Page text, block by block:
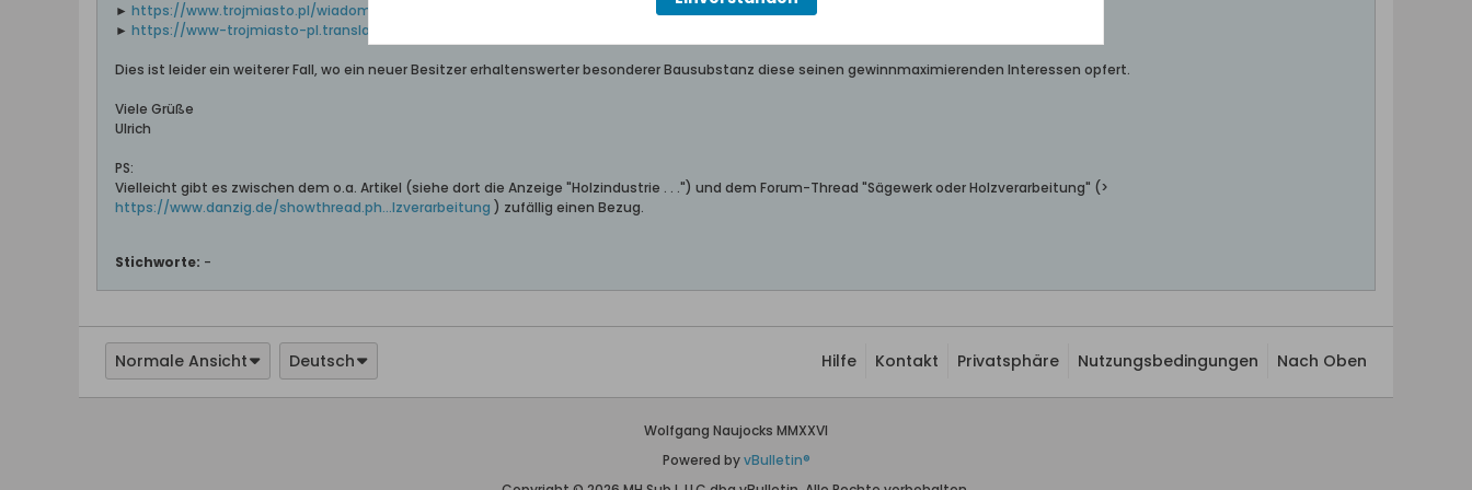
► https://www.trojmiasto.pl/wiadomosci...i-n160671.html
(polnisch; Videos nur hier abspielbar, Bilder nur hier zu verfolgen),
► https://www-trojmiasto-pl.translate....&_x_tr_pto=nui
Dies ist leider ein weiterer Fall, wo ein neuer Besitzer erhaltenswerter besonderer Bausubstanz diese seinen gewinnmaximierenden Interessen opfert.
Viele Grüße
Ulrich
PS:
Vielleicht gibt es zwischen dem o.a. Artikel (siehe dort die Anzeige "Holzindustrie . . .") und dem Forum-Thread "Sägewerk oder Holzverarbeitung" (>
https://www.danzig.de/showthread.ph...lzverarbeitung ) zufällig einen Bezug.
Stichworte: -
Normale Ansicht Deutsch Hilfe Kontakt Privatsphäre Nutzungsbedingungen Nach Oben
Wolfgang Naujocks MMXXVI
Powered byvBulletin®